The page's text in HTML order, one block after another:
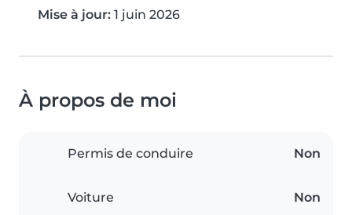
Mise à jour: 1 juin 2026
À propos de moi
Permis de conduire Non
Voiture Non